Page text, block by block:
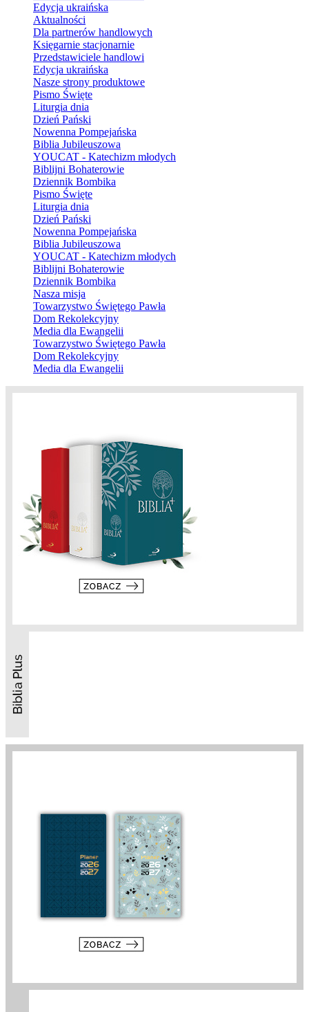
Edycja ukraińska
Aktualności
Dla partnerów handlowych
Księgarnie stacjonarnie
Przedstawiciele handlowi
Edycja ukraińska
Nasze strony produktowe
Pismo Święte
Liturgia dnia
Dzień Pański
Nowenna Pompejańska
Biblia Jubileuszowa
YOUCAT - Katechizm młodych
Biblijni Bohaterowie
Dziennik Bombika
Pismo Święte
Liturgia dnia
Dzień Pański
Nowenna Pompejańska
Biblia Jubileuszowa
YOUCAT - Katechizm młodych
Biblijni Bohaterowie
Dziennik Bombika
Nasza misja
Towarzystwo Świętego Pawła
Dom Rekolekcyjny
Media dla Ewangelii
Towarzystwo Świętego Pawła
Dom Rekolekcyjny
Media dla Ewangelii